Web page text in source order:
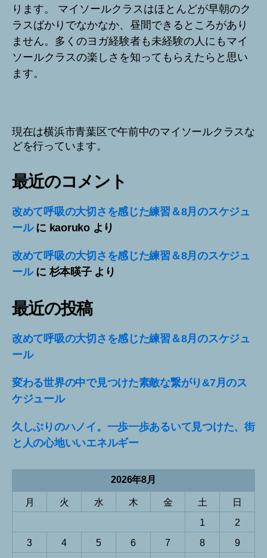
ります。 マイソールクラスはほとんどが早朝のク
ラスばかりでなかなか、昼間できるところがあり
ません。多くのヨガ経験者も未経験の人にもマイ
ソールクラスの楽しさを知ってもらえたらと思い
ます。
現在は横浜市青葉区で午前中のマイソールクラスな
どを行っています。
最近のコメント
改めて呼吸の大切さを感じた練習＆8月のスケジュ
ールに kaorukoより
改めて呼吸の大切さを感じた練習＆8月のスケジュ
ールに杉本暎子より
最近の投稿
改めて呼吸の大切さを感じた練習＆8月のスケジュ
ール
変わる世界の中で見つけた素敵な繋がり&7月のス
ケジュール
久しぶりのハノイ。一歩一歩あるいて見つけた、街
と人の心地いいエネルギー
2026年8月
月 火 水 木 金 土
日
1
2
3
4 5 6 7 8
9